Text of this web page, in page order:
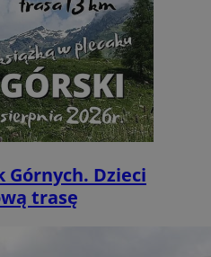
Górnych. Dzieci
trasę